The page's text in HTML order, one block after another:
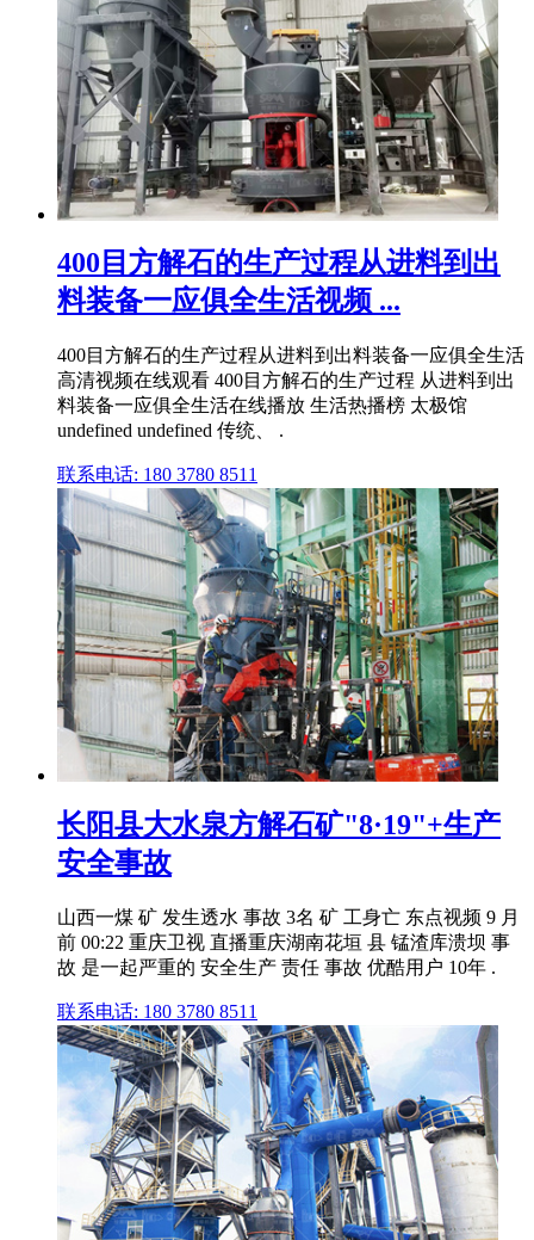
400目方解石的生产过程从进料到出
料装备一应俱全生活视频 ...
400目方解石的生产过程从进料到出料装备一应俱全生活
高清视频在线观看 400目方解石的生产过程 从进料到出
料装备一应俱全生活在线播放 生活热播榜 太极馆
undefined undefined 传统、 .
联系电话: 180 3780 8511
长阳县大水泉方解石矿"8·19"+生产
安全事故
山西一煤 矿 发生透水 事故 3名 矿 工身亡 东点视频 9 月
前 00:22 重庆卫视 直播重庆湖南花垣 县 锰渣库溃坝 事
故 是一起严重的 安全生产 责任 事故 优酷用户 10年 .
联系电话: 180 3780 8511